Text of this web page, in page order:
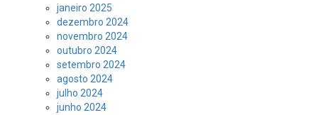
janeiro 2025
dezembro 2024
novembro 2024
outubro 2024
setembro 2024
agosto 2024
julho 2024
junho 2024